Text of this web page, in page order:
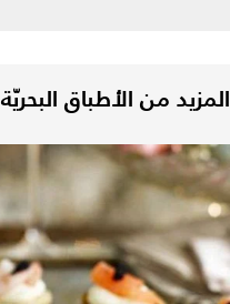
المزيد من الأطباق البحريّة